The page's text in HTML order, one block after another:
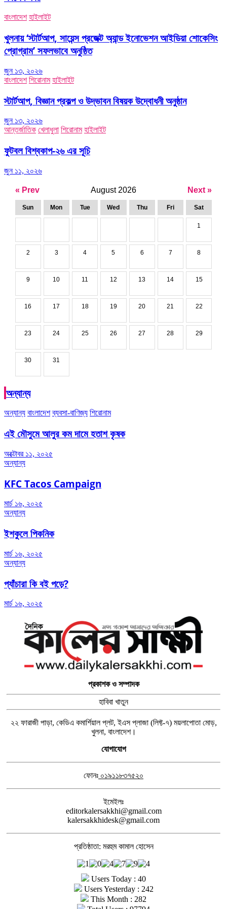
বাংলাদেশ হাইলাইট
খুলনায় ‘স্টার্টআপ, সায়েন্স প্রজেক্ট অ্যান্ড ইনোভেশন আইডিয়া শোকেসিং
প্রোগ্রাম’ সফলভাবে অনুষ্ঠিত
জুন ১৩, ২০২৬
বাংলাদেশ শিরোনাম হাইলাইট
স্টার্টআপ, বিজ্ঞান প্রকল্প ও উদ্ভাবন বিষয়ক উদ্বোধনী অনুষ্ঠান
জুন ১৩, ২০২৬
আন্তর্জাতিক খেলাধুলা শিরোনাম হাইলাইট
ফুটবল বিশ্বকাপ-২৬ এর সূচি
জুন ১১, ২০২৬
« Prev August 2026 Next »
Sun Mon Tue Wed Thu Fri Sat
1
2 3 4 5 6 7 8
9 10 11 12 13 14 15
16 17 18 19 20 21 22
23 24 25 26 27 28 29
30 31
অন্যান্য
অন্যান্য বাংলাদেশ ব্যবসা-বাণিজ্য শিরোনাম
এই মৌসুমে আলুর কম দামে হতাশ কৃষক
অক্টোবর ১১, ২০২৫
অন্যান্য
KFC Tacos Campaign
মার্চ ১৬, ২০২৫
অন্যান্য
ইশকুলে পিকনিক
মার্চ ১৬, ২০২৫
অন্যান্য
প্যাঁচারা কি বই পড়ে?
মার্চ ১৬, ২০২৫
প্রকাশক ও সম্পাদক
হাবিবা খাতুন
২২ ফারাজী পাড়া, কেডিএ কমার্শিয়াল প্লট, ইএস প্লাজা (লিফ্ট-৭) ময়লাপোতা মোড়,
খুলনা, বাংলাদেশ।
যোগাযোগ
ফোনঃ ০১৯১১৮৩৭৫২০
ইমেইলঃ
editorkalersakkhi@gmail.com
kalersakkhidesk@gmail.com
প্রতিষ্ঠাতা: মরহুম কামাল হোসেন
Users Today : 40
Users Yesterday : 242
This Month : 282